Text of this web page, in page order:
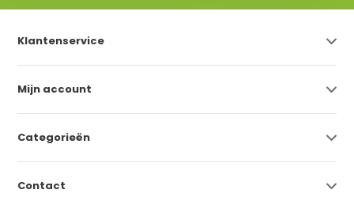
Klantenservice
Mijn account
Categorieën
Contact